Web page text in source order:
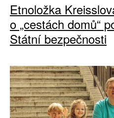
Etnoložka
o „cestách domů“
Státní bezpečnosti